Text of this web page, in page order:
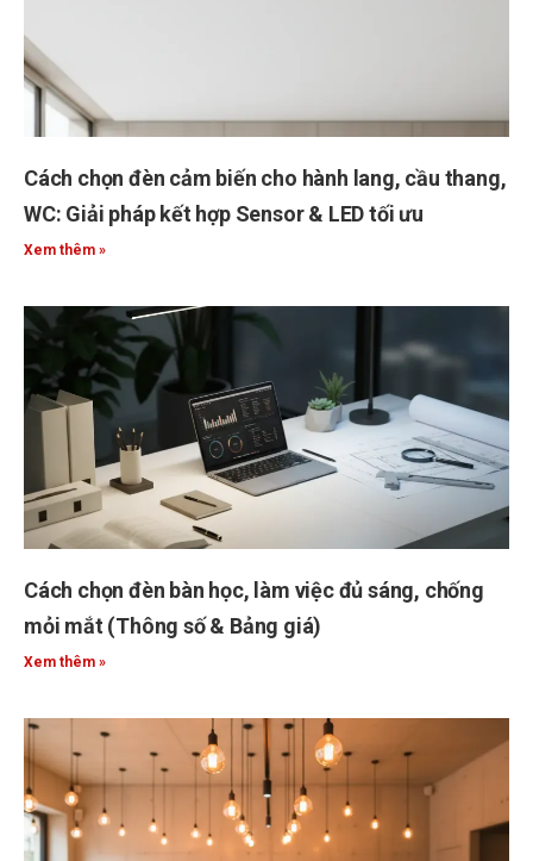
Cách chọn đèn cảm biến cho hành lang, cầu thang,
WC: Giải pháp kết hợp Sensor & LED tối ưu
Xem thêm »
Cách chọn đèn bàn học, làm việc đủ sáng, chống
mỏi mắt (Thông số & Bảng giá)
Xem thêm »